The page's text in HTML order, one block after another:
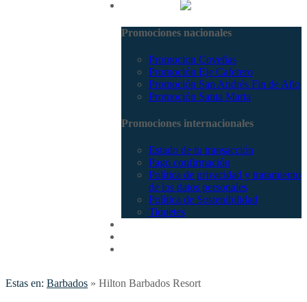
Promociones nacionales
Promocion Coveñas
Promoción Eje Cafetero
Promoción San Andrés Fin de Año
Promoción Santa Marta
Promociones internacionales
Estado de tu transacción
Pago confirmación
Política de privacidad y tratamiento
de los datos personales
Política de Sostenibilidad
Tiquetes
Estas en: Barbados » Hilton Barbados Resort